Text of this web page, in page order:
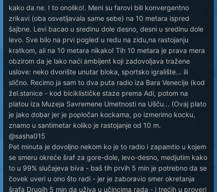
kako da ne. I to onoliko!. Meni su farovi bili konvergentno
zrikavi (oba osvetljavala same sebe) na 10 metara ispred
šajbne. Levi bacao u sredinu dole desno, desni u sredinu dole
levo. Sve bilo na prvi pogled u redu na zidu,na rastojanju
kratkom, ali na 10 metara nikako! Tih 10 metara je prava mera
obzirom da je lako naći ambijent koji zadovoljava tražene
uslove: neko dvorište unutar bloka, sportsko igralište... ili
slično. Recimo ja sam to dva puta radio iza Bara Venecije (kod
žel.stanice - kod biciklističke staze prema Adi, potom na
platou iza Muzeja Savremene Umetnosti na Ušču... (Ovaj plato
je jako dobar jer je popločan kockama, po izmerimo kocku,
znamo u santimetar koliko je rastojanje od 10 m.
@sasha015
Pet minuta je dovoljno nekom ko je to radio i zapamtio u kojem
se smeru okreće šraf za gore-dole, levo-desno, medjutim kako
to u 99% slučajeva biva - baš tih prvih 5 min je potrebno da se
čovek uveri u ono što radi - jer je zaboravio smer okretanja
šrafa Drugih 5 min da uživa u učincima rada - i trećih u proveri